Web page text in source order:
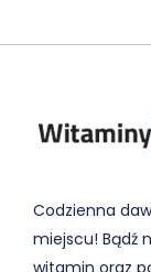
Codzienna
miejscu! Bądź